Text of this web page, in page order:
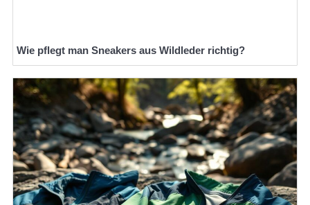
Wie pflegt man Sneakers aus Wildleder richtig?